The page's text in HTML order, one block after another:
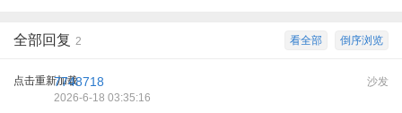
倒序浏览
看全部
全部回复 2
点击重新加载 沙发
7748718
2026-6-18 03:35:16